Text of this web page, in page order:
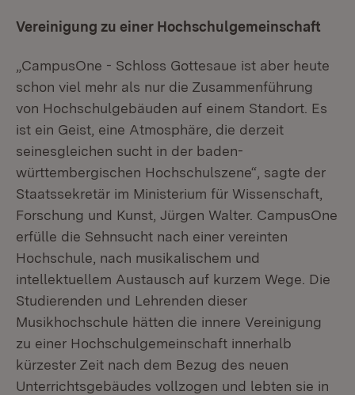
Vereinigung zu einer Hochschulgemeinschaft
„CampusOne - Schloss Gottesaue ist aber heute
schon viel mehr als nur die Zusammenführung
von Hochschulgebäuden auf einem Standort. Es
ist ein Geist, eine Atmosphäre, die derzeit
seinesgleichen sucht in der baden-
württembergischen Hochschulszene“, sagte der
Staatssekretär im Ministerium für Wissenschaft,
Forschung und Kunst, Jürgen Walter. CampusOne
erfülle die Sehnsucht nach einer vereinten
Hochschule, nach musikalischem und
intellektuellem Austausch auf kurzem Wege. Die
Studierenden und Lehrenden dieser
Musikhochschule hätten die innere Vereinigung
zu einer Hochschulgemeinschaft innerhalb
kürzester Zeit nach dem Bezug des neuen
Unterrichtsgebäudes vollzogen und lebten sie in